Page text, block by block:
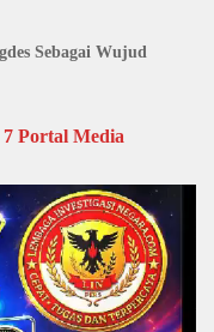
Sebagai Wujud
Portal Media